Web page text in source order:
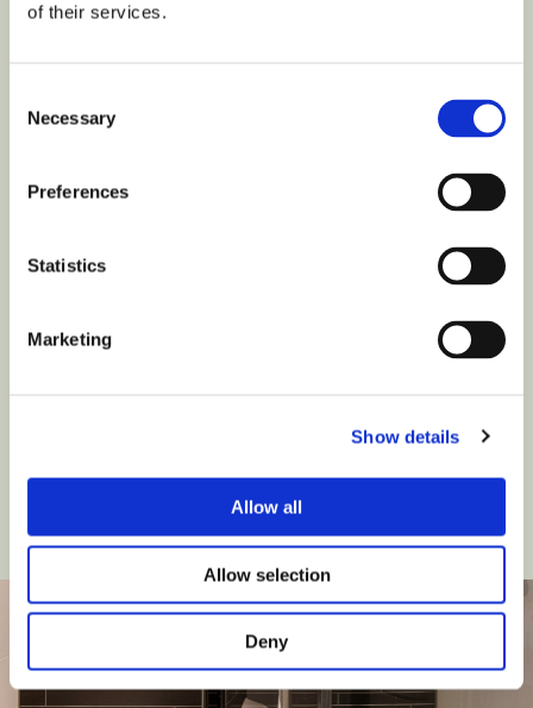
of their services.
Selection
Necessary
Preferences
Statistics
Marketing
Show details
Allow all
Allow selection
Deny
Demontage van sanitair
Verwijderen van oud tegel- en stucwerk
Verleggen van waterleidingen, afvoeren
Montage van sanitair, badkamermeubels
Wij leveren ook sanitair, tegels en accessoires.
Vraag vrijblijvend een offerte aan